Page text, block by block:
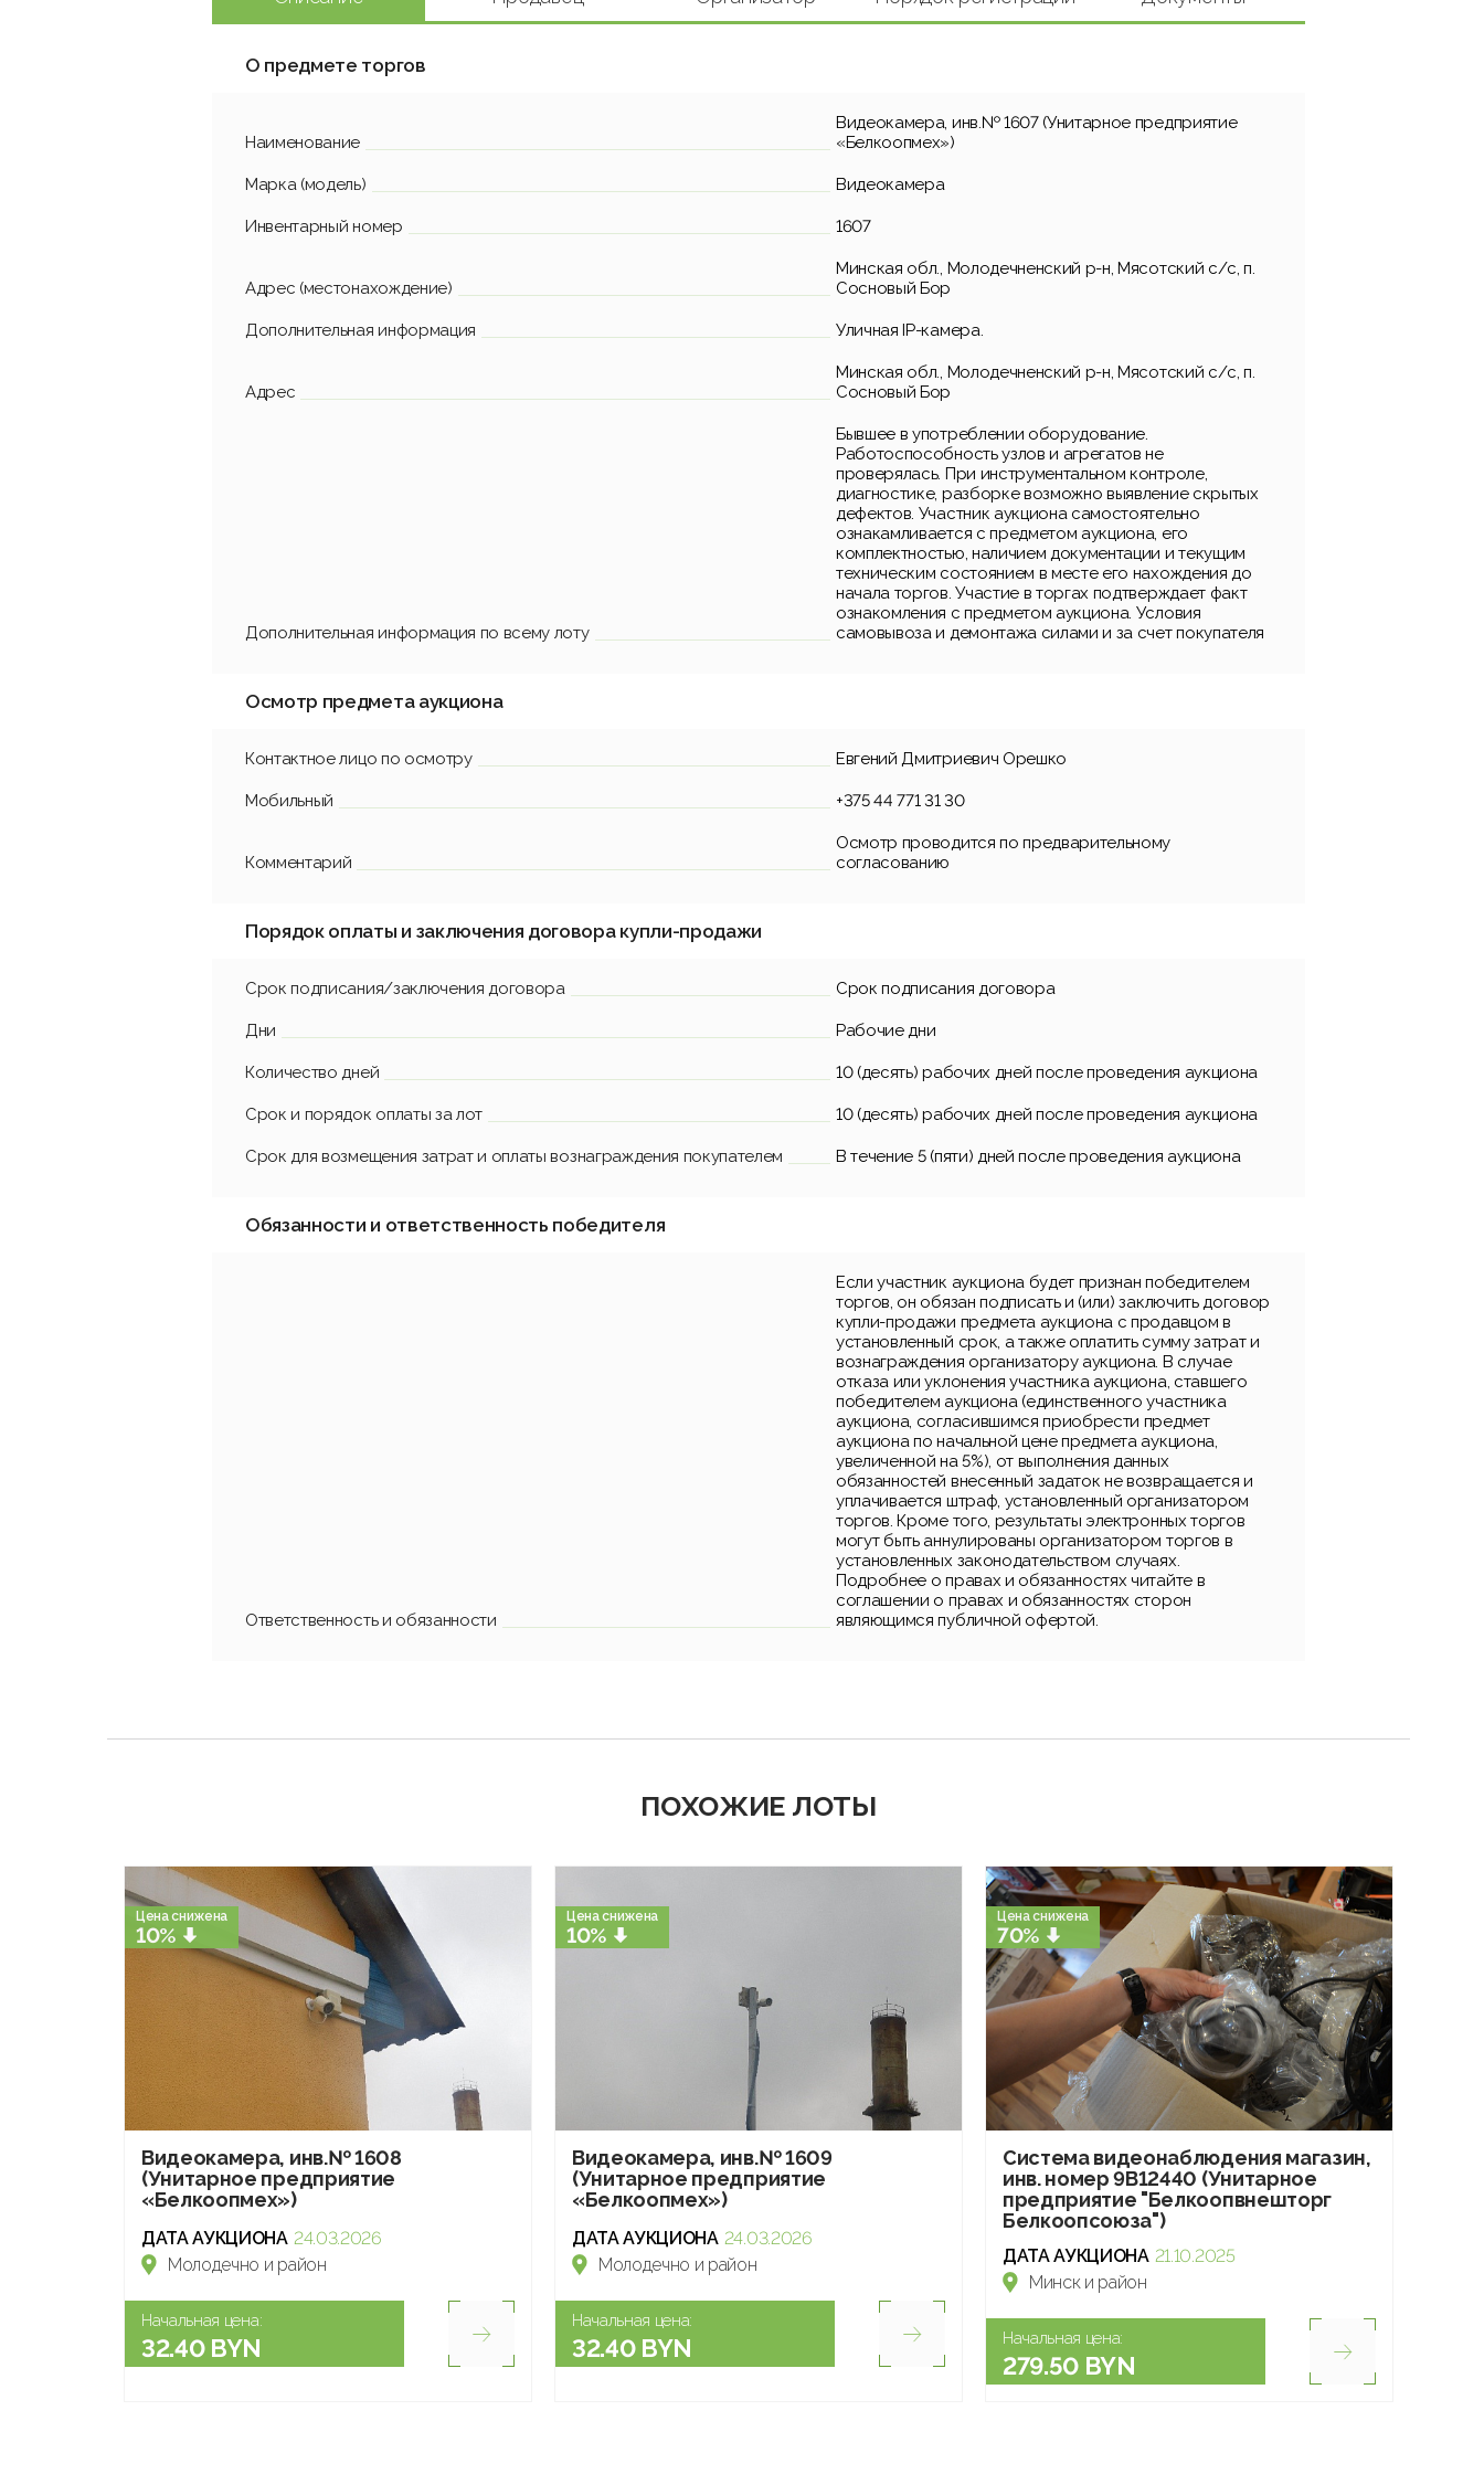
О предмете торгов
Наименование
Видеокамера, инв.№ 1607 (Унитарное предприятие
«Белкоопмех»)
Марка (модель) Видеокамера
Инвентарный номер 1607
Адрес (местонахождение)
Минская обл., Молодечненский р-н, Мясотский с/с, п.
Сосновый Бор
Дополнительная информация Уличнaя IР-кaмepa.
Адрес
Минская обл., Молодечненский р-н, Мясотский с/с, п.
Сосновый Бор
Дополнительная информация по всему лоту
Бывшее в употреблении оборудование.
Работоспособность узлов и агрегатов не
проверялась. При инструментальном контроле,
диагностике, разборке возможно выявление скрытых
дефектов. Участник аукциона самостоятельно
ознакамливается с предметом аукциона, его
комплектностью, наличием документации и текущим
техническим состоянием в месте его нахождения до
начала торгов. Участие в торгах подтверждает факт
ознакомления с предметом аукциона. Условия
самовывоза и демонтажа силами и за счет покупателя
Осмотр предмета аукциона
Контактное лицо по осмотру Евгений Дмитриевич Орешко
Мобильный +375 44 771 31 30
Комментарий
Осмотр проводится по предварительному
согласованию
Порядок оплаты и заключения договора купли-продажи
Срок подписания/заключения договора Срок подписания договора
Дни Рабочие дни
Количество дней 10 (десять) рабочих дней после проведения аукциона
Срок и порядок оплаты за лот 10 (десять) рабочих дней после проведения аукциона
Срок для возмещения затрат и оплаты вознаграждения покупателем В течение 5 (пяти) дней после проведения аукциона
Обязанности и ответственность победителя
Ответственность и обязанности
Если участник аукциона будет признан победителем
торгов, он обязан подписать и (или) заключить договор
купли-продажи предмета аукциона с продавцом в
установленный срок, а также оплатить сумму затрат и
вознаграждения организатору аукциона. В случае
отказа или уклонения участника аукциона, ставшего
победителем аукциона (единственного участника
аукциона, согласившимся приобрести предмет
аукциона по начальной цене предмета аукциона,
увеличенной на 5%), от выполнения данных
обязанностей внесенный задаток не возвращается и
уплачивается штраф, установленный организатором
торгов. Кроме того, результаты электронных торгов
могут быть аннулированы организатором торгов в
установленных законодательством случаях.
Подробнее о правах и обязанностях читайте в
соглашении о правах и обязанностях сторон
являющимся публичной офертой.
ПОХОЖИЕ ЛОТЫ
Цена снижена
10%
Видеокамера, инв.№ 1608
(Унитарное предприятие
«Белкоопмех»)
ДАТА АУКЦИОНА 24.03.2026
Молодечно и район
Начальная цена:
32.40 BYN
Цена снижена
10%
Видеокамера, инв.№ 1609
(Унитарное предприятие
«Белкоопмех»)
ДАТА АУКЦИОНА 24.03.2026
Молодечно и район
Начальная цена:
32.40 BYN
Цена снижена
70%
Система видеонаблюдения магазин,
инв. номер 9В12440 (Унитарное
предприятие "Белкоопвнешторг
Белкоопсоюза")
ДАТА АУКЦИОНА 21.10.2025
Минск и район
Начальная цена:
279.50 BYN